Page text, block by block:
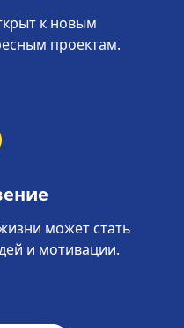
к новым
проектам.
может стать
и мотивации.